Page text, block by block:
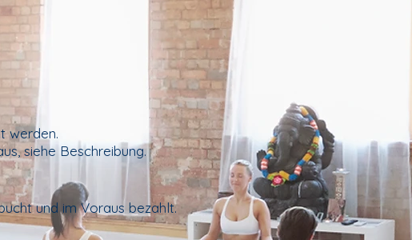
werden.
siehe Beschreibung.
und im Voraus bezahlt.